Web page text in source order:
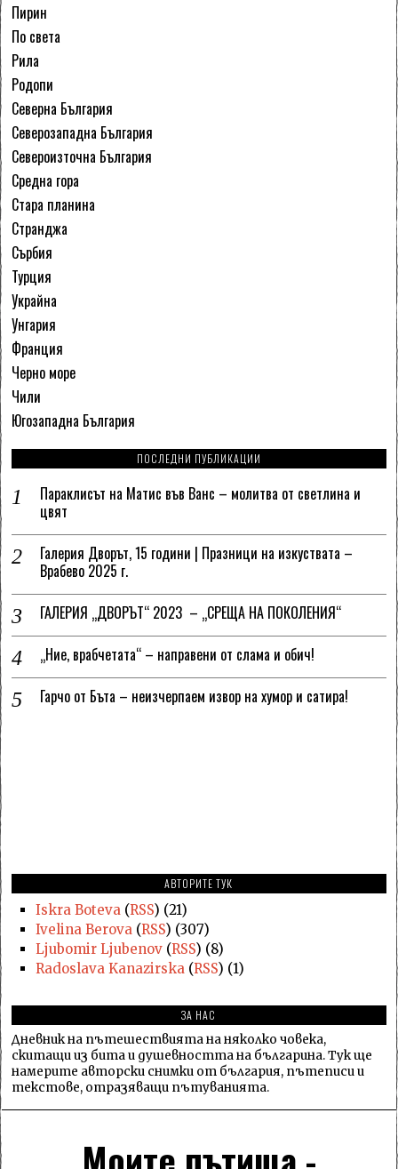
Пирин
По света
Рила
Родопи
Северна България
Северозападна България
Североизточна България
Средна гора
Стара планина
Странджа
Сърбия
Турция
Украйна
Унгария
Франция
Черно море
Чили
Югозападна България
ПОСЛЕДНИ ПУБЛИКАЦИИ
Параклисът на Матис във Ванс – молитва от светлина и
цвят
Галерия Дворът, 15 години | Празници на изкуствата –
Врабево 2025 г.
ГАЛЕРИЯ „ДВОРЪТ“ 2023 – „СРЕЩА НА ПОКОЛЕНИЯ“
„Ние, врабчетата“ – направени от слама и обич!
Гарчо от Бъта – неизчерпаем извор на хумор и сатира!
АВТОРИТЕ ТУК
Iskra Boteva (RSS) (21)
Ivelina Berova (RSS) (307)
Ljubomir Ljubenov(RSS) (8)
Radoslava Kanazirska (RSS) (1)
ЗА НАС
Дневник на пътешествията на няколко човека,
скитащи из бита и душевността на българина. Тук ще
намерите авторски снимки от българия, пътеписи и
текстове, отразяващи пътуванията.